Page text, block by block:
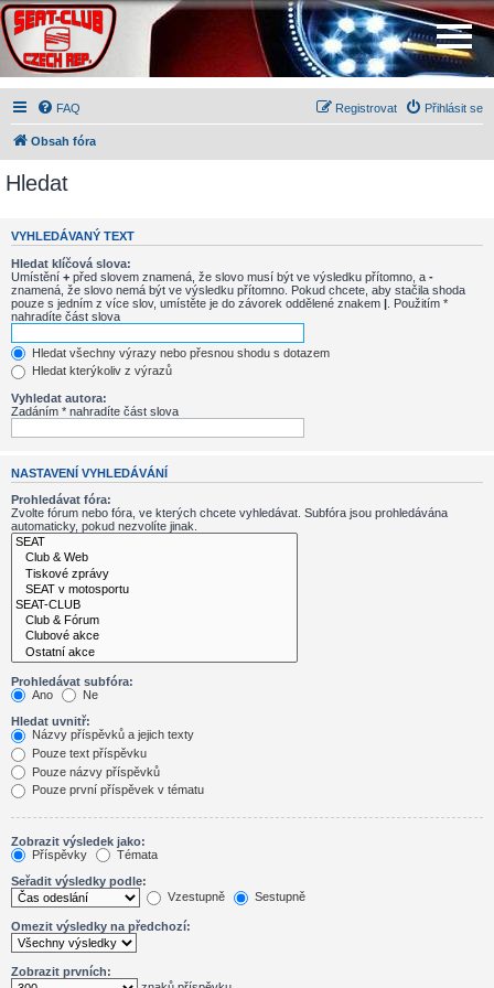
FAQ Přihlásit se
Registrovat
Obsah fóra
Hledat
VYHLEDÁVANÝ TEXT
Hledat klíčová slova:
Umístění + před slovem znamená, že slovo musí být ve výsledku přítomno, a -
znamená, že slovo nemá být ve výsledku přítomno. Pokud chcete, aby stačila shoda
pouze s jedním z více slov, umístěte je do závorek oddělené znakem | . Použitím *
nahradíte část slova
Hledat všechny výrazy nebo přesnou shodu s dotazem
Hledat kterýkoliv z výrazů
Vyhledat autora:
Zadáním * nahradíte část slova
NASTAVENÍ VYHLEDÁVÁNÍ
Prohledávat fóra:
Zvolte fórum nebo fóra, ve kterých chcete vyhledávat. Subfóra jsou prohledávána
automaticky, pokud nezvolíte jinak.
Prohledávat subfóra:
Ano
Ne
Hledat uvnitř:
Názvy příspěvků a jejich texty
Pouze text příspěvku
Pouze názvy příspěvků
Pouze první příspěvek v tématu
Zobrazit výsledek jako:
Příspěvky
Témata
Seřadit výsledky podle:
Vzestupně
Sestupně
Omezit výsledky na předchozí:
Zobrazit prvních: